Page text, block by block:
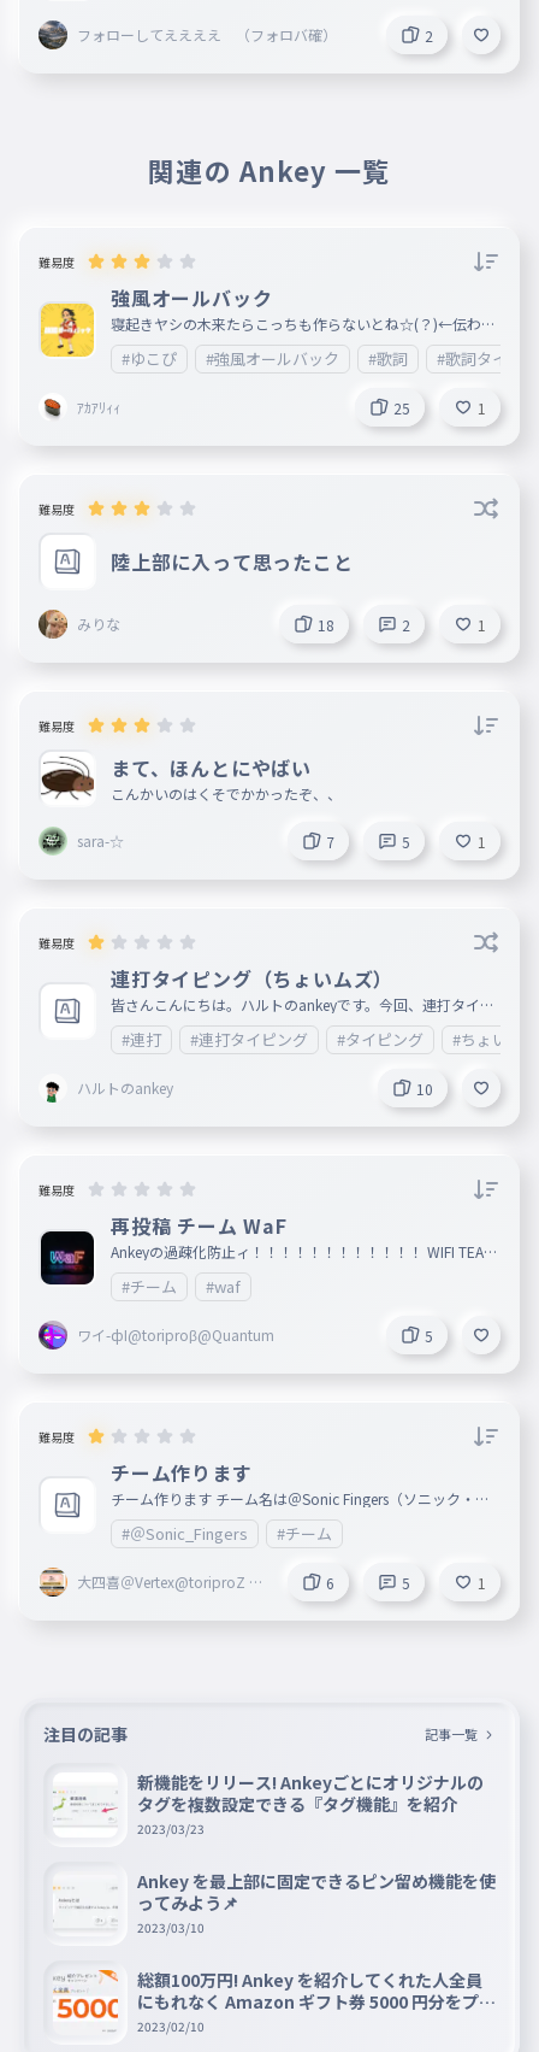
フォローしてええええ （フォロバ確） 2
関連の Ankey 一覧
難易度
強風オールバック
寝起きヤシの木来たらこっちも作らないとね☆(？)←伝わっ
てくれ!!!!!!!!!!!!
#ゆこぴ #強風オールバック #歌詞 #歌詞タイピ
ｱｶｱﾘｨｨ 25 1
難易度
陸上部に入って思ったこと
みりな 18 2 1
難易度
まて、ほんとにやばい
こんかいのはくそでかかったぞ、、
sara-☆ 7 5 1
難易度
連打タイピング（ちょいムズ）
皆さんこんにちは。ハルトのankeyです。今回、連打タイピ
ング（ちょいムズ）です。普通に、ネタ切れてます。助けて
。あと、名前は言いたくなかったのですが、あいかさん。僕
のこと嫌いですか？こんな質問してすみませんですが、理由
は、なんか、ちょっと距離置かれてる気がして...。本当にこ
んなこと言って申し訳ございません。もし、嫌いじゃなかっ
たら、8月10日の日にタイピング3本くらい投稿します。い
#連打 #連打タイピング #タイピング #ちょいムズ
ハルトのankey 10
難易度
再投稿 チーム WaF
Ankeyの過疎化防止ィ！！！！！！！！！！！！ WIFI TEAM
から名前変えたんで。 すでに入ってる人はWIFI TEAMからW
aFにしてください。 このタイピングのスコアが1600超えた
ら参加OK👍️ 人数制限なしです。 WIFI TEAMのすでに入って
た人はメンバーは、またコメントで参加してくれ、大体の覚
えてる人は乗せとくんで。 入りたい人はコメントで リーダ
ー : ワイ-фI 副リーダー : 1/2 自称タイピングガチ勢の中学2
年生 メンバー : tantanmen108
#チーム #waf
ワイ-фI@toriproβ@Quantum 5
難易度
チーム作ります
チーム作ります チーム名は＠Sonic Fingers（ソニック・フ
ィンガーズ）です 人数は大体10人くらいにしときます 1,Aa
aaaaa 2,ガンダムガルバトス好き 3, 4, 5, 6, 7, 8, 9, 10, 主
な活動 タイピング力の向上が主です パドレ https://pa
dlet.com/2101002h/sonic-fingers-6h63svc0e15hs1tu 入り
たい人はコメントまたはパドレの受付に言ってください 入
っていいと言われた人は名前の後ろに＠Sonic Fingersとつけ
てください 自分の名前とタイピングの記録などを書いてく
#＠Sonic_Fingers #チーム
大四喜＠Vertex@toriproZ Λ
6 5 1
注目の記事 記事一覧
新機能をリリース! Ankeyごとにオリジナルの
タグを複数設定できる『タグ機能』を紹介
2023/03/23
Ankey を最上部に固定できるピン留め機能を使
ってみよう📌
2023/03/10
総額100万円! Ankey を紹介してくれた人全員
にもれなく Amazon ギフト券 5000 円分をプレ
ゼントキャンペーン!!
2023/02/10